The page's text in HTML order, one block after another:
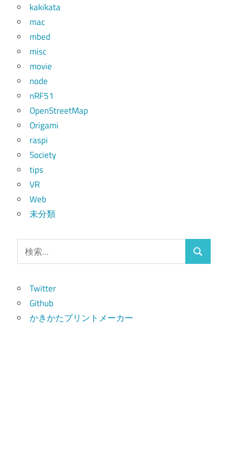
kakikata
mac
mbed
misc
movie
node
nRF51
OpenStreetMap
Origami
raspi
Society
tips
VR
Web
未分類
索:
検
Twitter
Github
かきかたプリントメーカー